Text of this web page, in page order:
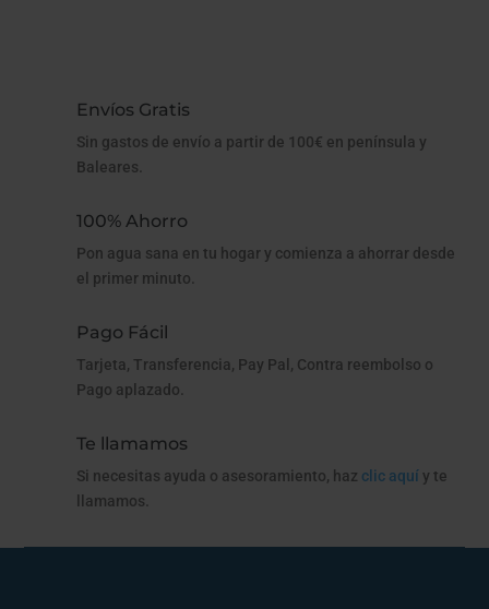
Envíos Gratis
Sin gastos de envío a partir de 100€ en península y
Baleares.
100% Ahorro
Pon agua sana en tu hogar y comienza a ahorrar desde
el primer minuto.
Pago Fácil
Tarjeta, Transferencia, Pay Pal, Contra reembolso o
Pago aplazado.
Te llamamos
Si necesitas ayuda o asesoramiento, haz clic aquíy te
llamamos.